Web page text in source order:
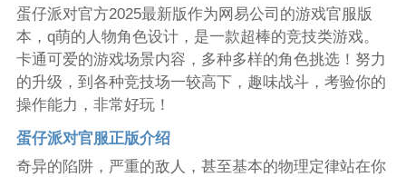
蛋仔派对官方2025最新版作为网易公司的游戏官服版
本，q萌的人物角色设计，是一款超棒的竞技类游戏。
卡通可爱的游戏场景内容，多种多样的角色挑选！努力
的升级，到各种竞技场一较高下，趣味战斗，考验你的
操作能力，非常好玩！
蛋仔派对官服正版介绍
奇异的陷阱，严重的敌人，甚至基本的物理定律站在你